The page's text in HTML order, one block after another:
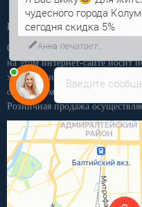
Производственная
Обращаем Ваше внимание на
на этом интернет-сайте
характер, и ни при каких
определяемой положениями
Розничная продажа
Введите
Я Вас вижу
Для
чудесного города
сегодня скидка 5%